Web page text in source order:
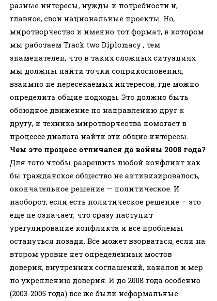
разные интересы, нужды и потребности и,
главное, свои национальные проекты. Но,
миротворчество и именно тот формат, в котором
мы работаем Track two Diplomacy , тем
знаменателен, что в таких сложных ситуациях
мы должны найти точки соприкосновения,
взаимно не пересекаемых интересов, где можно
определить общие подходы. Это должно быть
обоюдное движение по направлению друг к
другу, и техника миротворчества помогает в
процессе диалога найти эти общие интересы.
Чем это процесс отличался до войны 2008 года?
Для того чтобы разрешить любой конфликт как
бы гражданское общество не активизировалось,
окончательное решение — политическое. И
наоборот, если есть политическое решение — это
еще не означает, что сразу наступит
урегулирование конфликта и все проблемы
остануться позади. Все может взорваться, если на
втором уровне нет определенных мостов
доверия, внутренних соглашений, каналов и мер
по укреплению доверия. И до 2008 года особенно
(2003-2005 года) все же были неформальные